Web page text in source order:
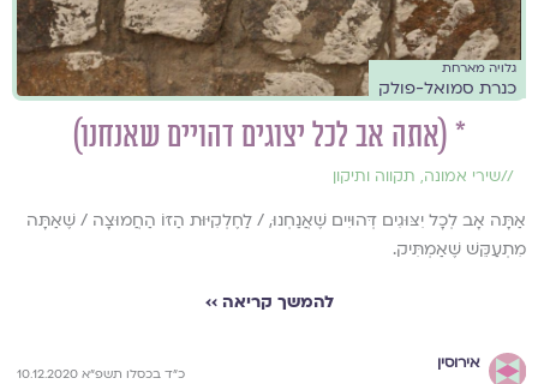
גלויה מארחת
כנרת סמואל-פולק
* (אתה אב לכל יצוגים דהויים שאנחנו)
//שירי אמונה, תקווה ותיקון
אַתָּה אָב לְכָל יִצּוּגִים דְּהוּיִים שֶׁאֲנַחְנוּ, / לַחֶלְקִיּוּת הַזּוֹ הַחֲמוּצָה / שֶׁאַתָּה
מִתְעַקֵּשׁ שֶׁאַמְתִּיק.
להמשך קריאה ››
אירוסין
כ"ד בכסלו תשפ"א 10.12.2020